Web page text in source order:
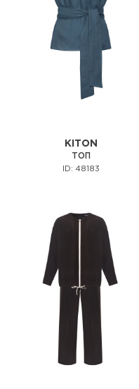
KITON
ТОП
ID: 48183